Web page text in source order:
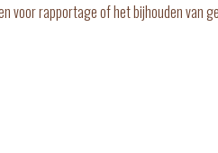
rapportage of het bijhouden van